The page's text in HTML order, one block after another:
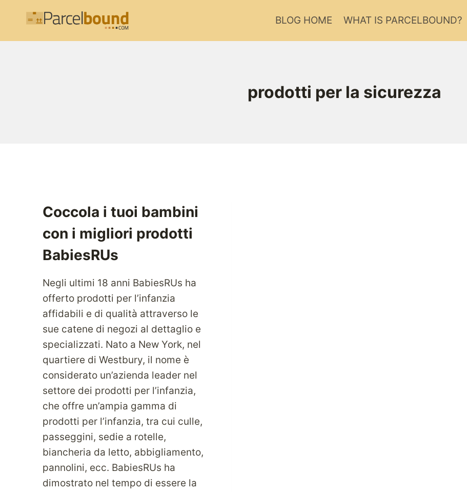
BLOG HOME WHAT IS PARCELBOUND?
prodotti per la sicurezza
Coccola i tuoi bambini
con i migliori prodotti
BabiesRUs
Negli ultimi 18 anni BabiesRUs ha
offerto prodotti per l’infanzia
affidabili e di qualità attraverso le
sue catene di negozi al dettaglio e
specializzati. Nato a New York, nel
quartiere di Westbury, il nome è
considerato un’azienda leader nel
settore dei prodotti per l’infanzia,
che offre un’ampia gamma di
prodotti per l’infanzia, tra cui culle,
passeggini, sedie a rotelle,
biancheria da letto, abbigliamento,
pannolini, ecc. BabiesRUs ha
dimostrato nel tempo di essere la